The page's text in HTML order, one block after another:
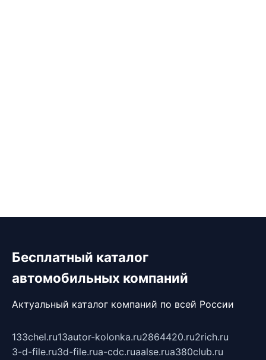
Бесплатный каталог
автомобильных компаний
Актуальный каталог компаний по всей России
133chel.ru13autor-kolonka.ru2864420.ru2rich.ru
3-d-file.ru3d-file.rua-cdc.ruaalse.rua380club.ru